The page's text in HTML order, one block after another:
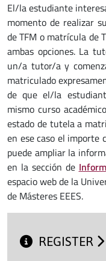
El/la estudiante
momento de realizar
de TFM o matrícula de
ambas opciones. La
un/a tutor/a y
matriculado
de que el/la
mismo curso
estado de tutela a
en ese caso el importe
puede ampliar la
en la sección de
espacio web de la
de Másteres EEES.
REGISTER